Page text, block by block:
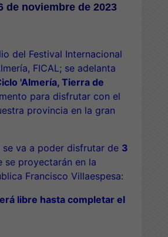
de noviembre de 2023
del Festival Internacional
FICAL; se adelanta
'Almería, Tierra de
para disfrutar con el
provincia en la gran
se va a poder disfrutar de 3
se proyectarán en la
Francisco Villaespesa:
libre hasta completar el